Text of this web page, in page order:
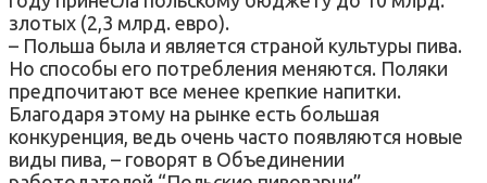
злотых (2,3 млрд. евро).
– Польша была и является страной культуры пива.
Но способы его потребления меняются. Поляки
предпочитают все менее крепкие напитки.
Благодаря этому на рынке есть большая
конкуренция, ведь очень часто появляются новые
виды пива, – говорят в Объединении